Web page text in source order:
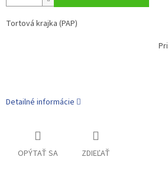
Tortová
Priemer:
Detailné informácie
OPÝTAŤ SA ZDIEĽAŤ